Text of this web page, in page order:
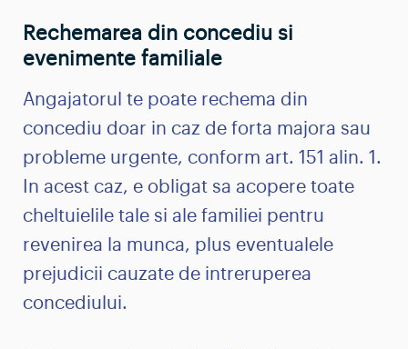
Rechemarea din concediu si
evenimente familiale
Angajatorul te poate rechema din
concediu doar in caz de forta majora sau
probleme urgente, conform art. 151 alin. 1.
In acest caz, e obligat sa acopere toate
cheltuielile tale si ale familiei pentru
revenirea la munca, plus eventualele
prejudicii cauzate de intreruperea
concediului.